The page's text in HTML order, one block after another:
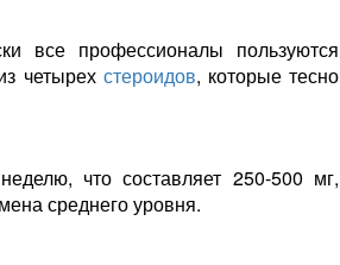
все профессионалы пользуются
четырех стероидов, которые тесно
что составляет 250-500 мг,
среднего уровня.